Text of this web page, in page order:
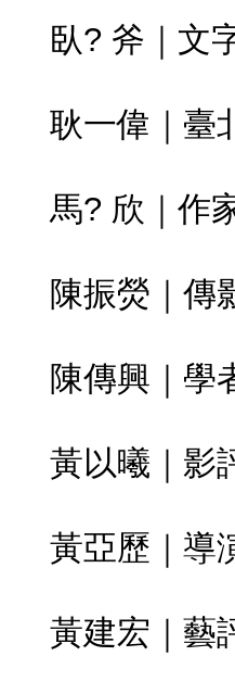
臥? 斧｜文
耿一偉｜臺北
馬? 欣｜作
陳振熒｜傳
陳傳興｜學
黃以曦｜影
黃亞歷｜導
黃建宏｜藝